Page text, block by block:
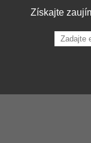
Získajte